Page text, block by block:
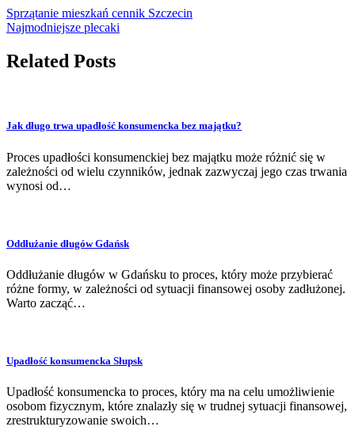
Sprzątanie mieszkań cennik Szczecin
Najmodniejsze plecaki
Related Posts
Jak długo trwa upadłość konsumencka bez majątku?
Proces upadłości konsumenckiej bez majątku może różnić się w
zależności od wielu czynników, jednak zazwyczaj jego czas trwania
wynosi od…
Oddłużanie długów Gdańsk
Oddłużanie długów w Gdańsku to proces, który może przybierać
różne formy, w zależności od sytuacji finansowej osoby zadłużonej.
Warto zacząć…
Upadłość konsumencka Słupsk
Upadłość konsumencka to proces, który ma na celu umożliwienie
osobom fizycznym, które znalazły się w trudnej sytuacji finansowej,
zrestrukturyzowanie swoich…